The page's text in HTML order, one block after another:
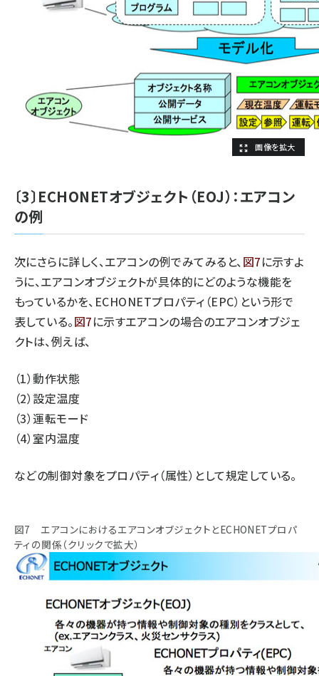
〔3〕ECHONETオブジェクト（EOJ）：エアコン
の例
次にさらに詳しく、エアコンの例でみてみると、 図7に示すよ
うに、エアコンオブジェクトが具体的にどのような機能を
もっているかを、ECHONETプロパティ（EPC）という形で
表している。図7に示すエアコンの場合のエアコンオブジェ
クトは、例えば、
（1）動作状態
（2）設定温度
（3）運転モード
（4）室内温度
などの制御対象をプロパティ（属性）として規定している。
図7 エアコンにおけるエアコンオブジェクトとECHONETプロパ
ティの関係（クリックで拡大）